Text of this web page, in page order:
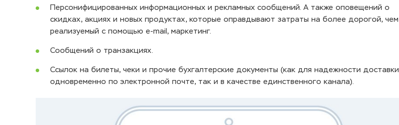
Персонифицированных информационных и рекламных сообщений. А также оповещений о
скидках, акциях и новых продуктах, которые оправдывают затраты на более дорогой, чем
реализуемый с помощью e-mail, маркетинг.
Сообщений о транзакциях.
Ссылок на билеты, чеки и прочие бухгалтерские документы (как для надежности доставки
одновременно по электронной почте, так и в качестве единственного канала).